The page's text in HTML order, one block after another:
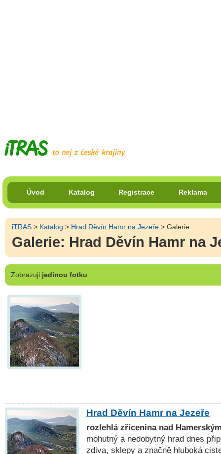
Úvod Katalog Registrace Reklama
iTRAS > Katalog > Hrad Děvín Hamr na Jezeře > Galerie
Galerie: Hrad Děvín Hamr na
Zobrazuji jedinou fotku
Hrad Děvín Hamr na Jezeře
rozlehlá zřícenina nad
mohutný a nedobytný hrad dnes
zdiva, sklepy a značně hluboká